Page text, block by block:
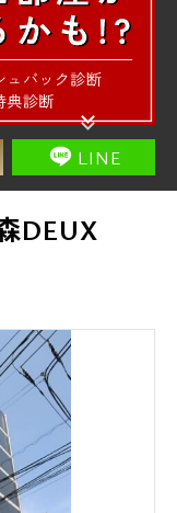
LINE
DEUX